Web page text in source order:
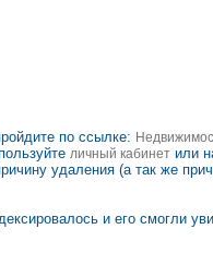
по ссылке:
личный кабинет или
удаления (а так же
и его смогли